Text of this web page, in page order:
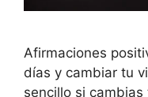
Afirmaciones
días y cambiar tu
sencillo si